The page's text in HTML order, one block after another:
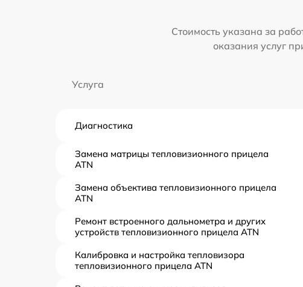
Стоимость указана за
оказания услуг
Услуга
Диагностика
Замена матрицы тепловизионного прицела
ATN
Замена объектива тепловизионного прицела
ATN
Ремонт встроенного дальнометра и других
устройств тепловизионного прицела ATN
Калибровка и настройка тепловизора
тепловизионного прицела ATN